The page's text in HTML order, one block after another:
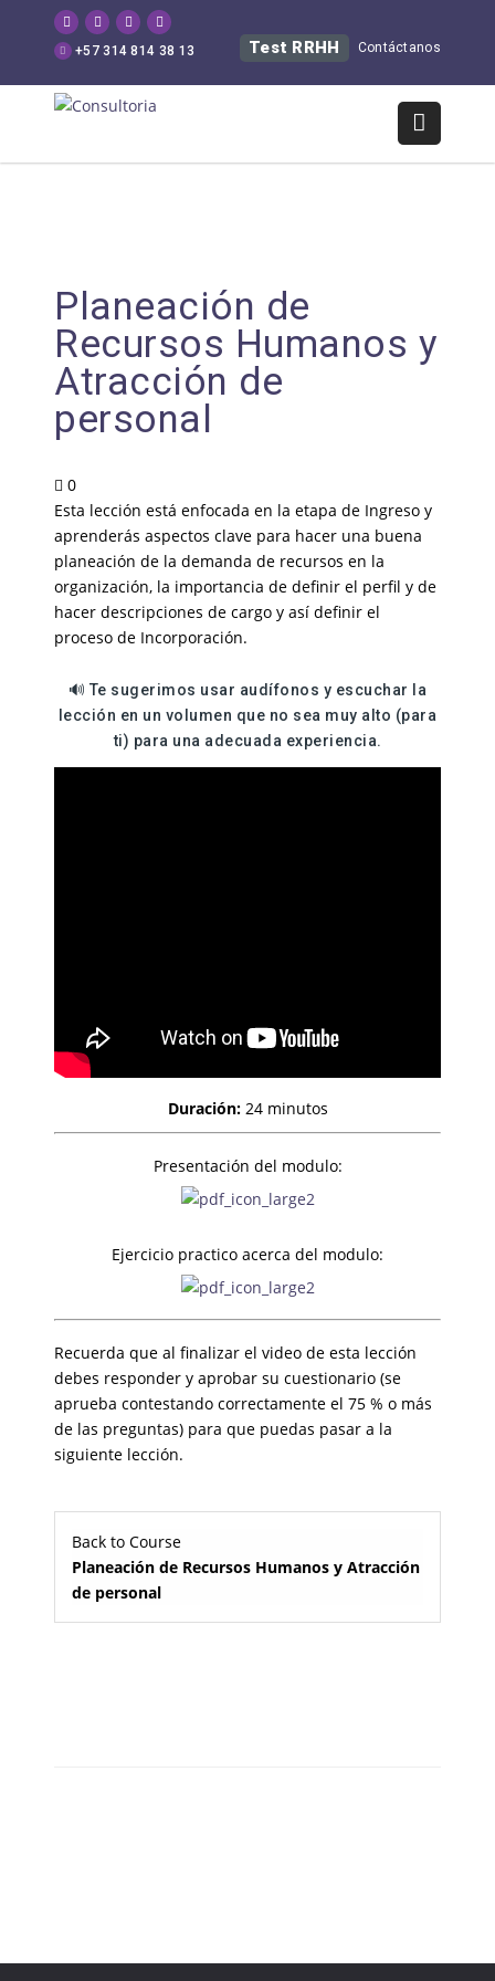
+57 314 814 38 13 Test RRHH Contáctanos
Planeación de
Recursos Humanos y
Atracción de
personal
0
Esta lección está enfocada en la etapa de Ingreso y
aprenderás aspectos clave para hacer una buena
planeación de la demanda de recursos en la
organización, la importancia de definir el perfil y de
hacer descripciones de cargo y así definir el
proceso de Incorporación.
🔊 Te sugerimos usar audífonos y escuchar la
lección en un volumen que no sea muy alto (para
ti) para una adecuada experiencia.
Duración: 24 minutos
Presentación del modulo:
Ejercicio practico acerca del modulo:
Recuerda que al finalizar el video de esta lección
debes responder y aprobar su cuestionario (se
aprueba contestando correctamente el 75 % o más
de las preguntas) para que puedas pasar a la
siguiente lección.
Back to Course
Planeación de Recursos Humanos y Atracción
de personal